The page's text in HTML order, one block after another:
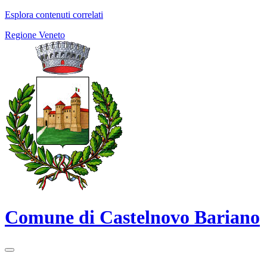
Esplora contenuti correlati
Regione Veneto
Comune di Castelnovo Bariano